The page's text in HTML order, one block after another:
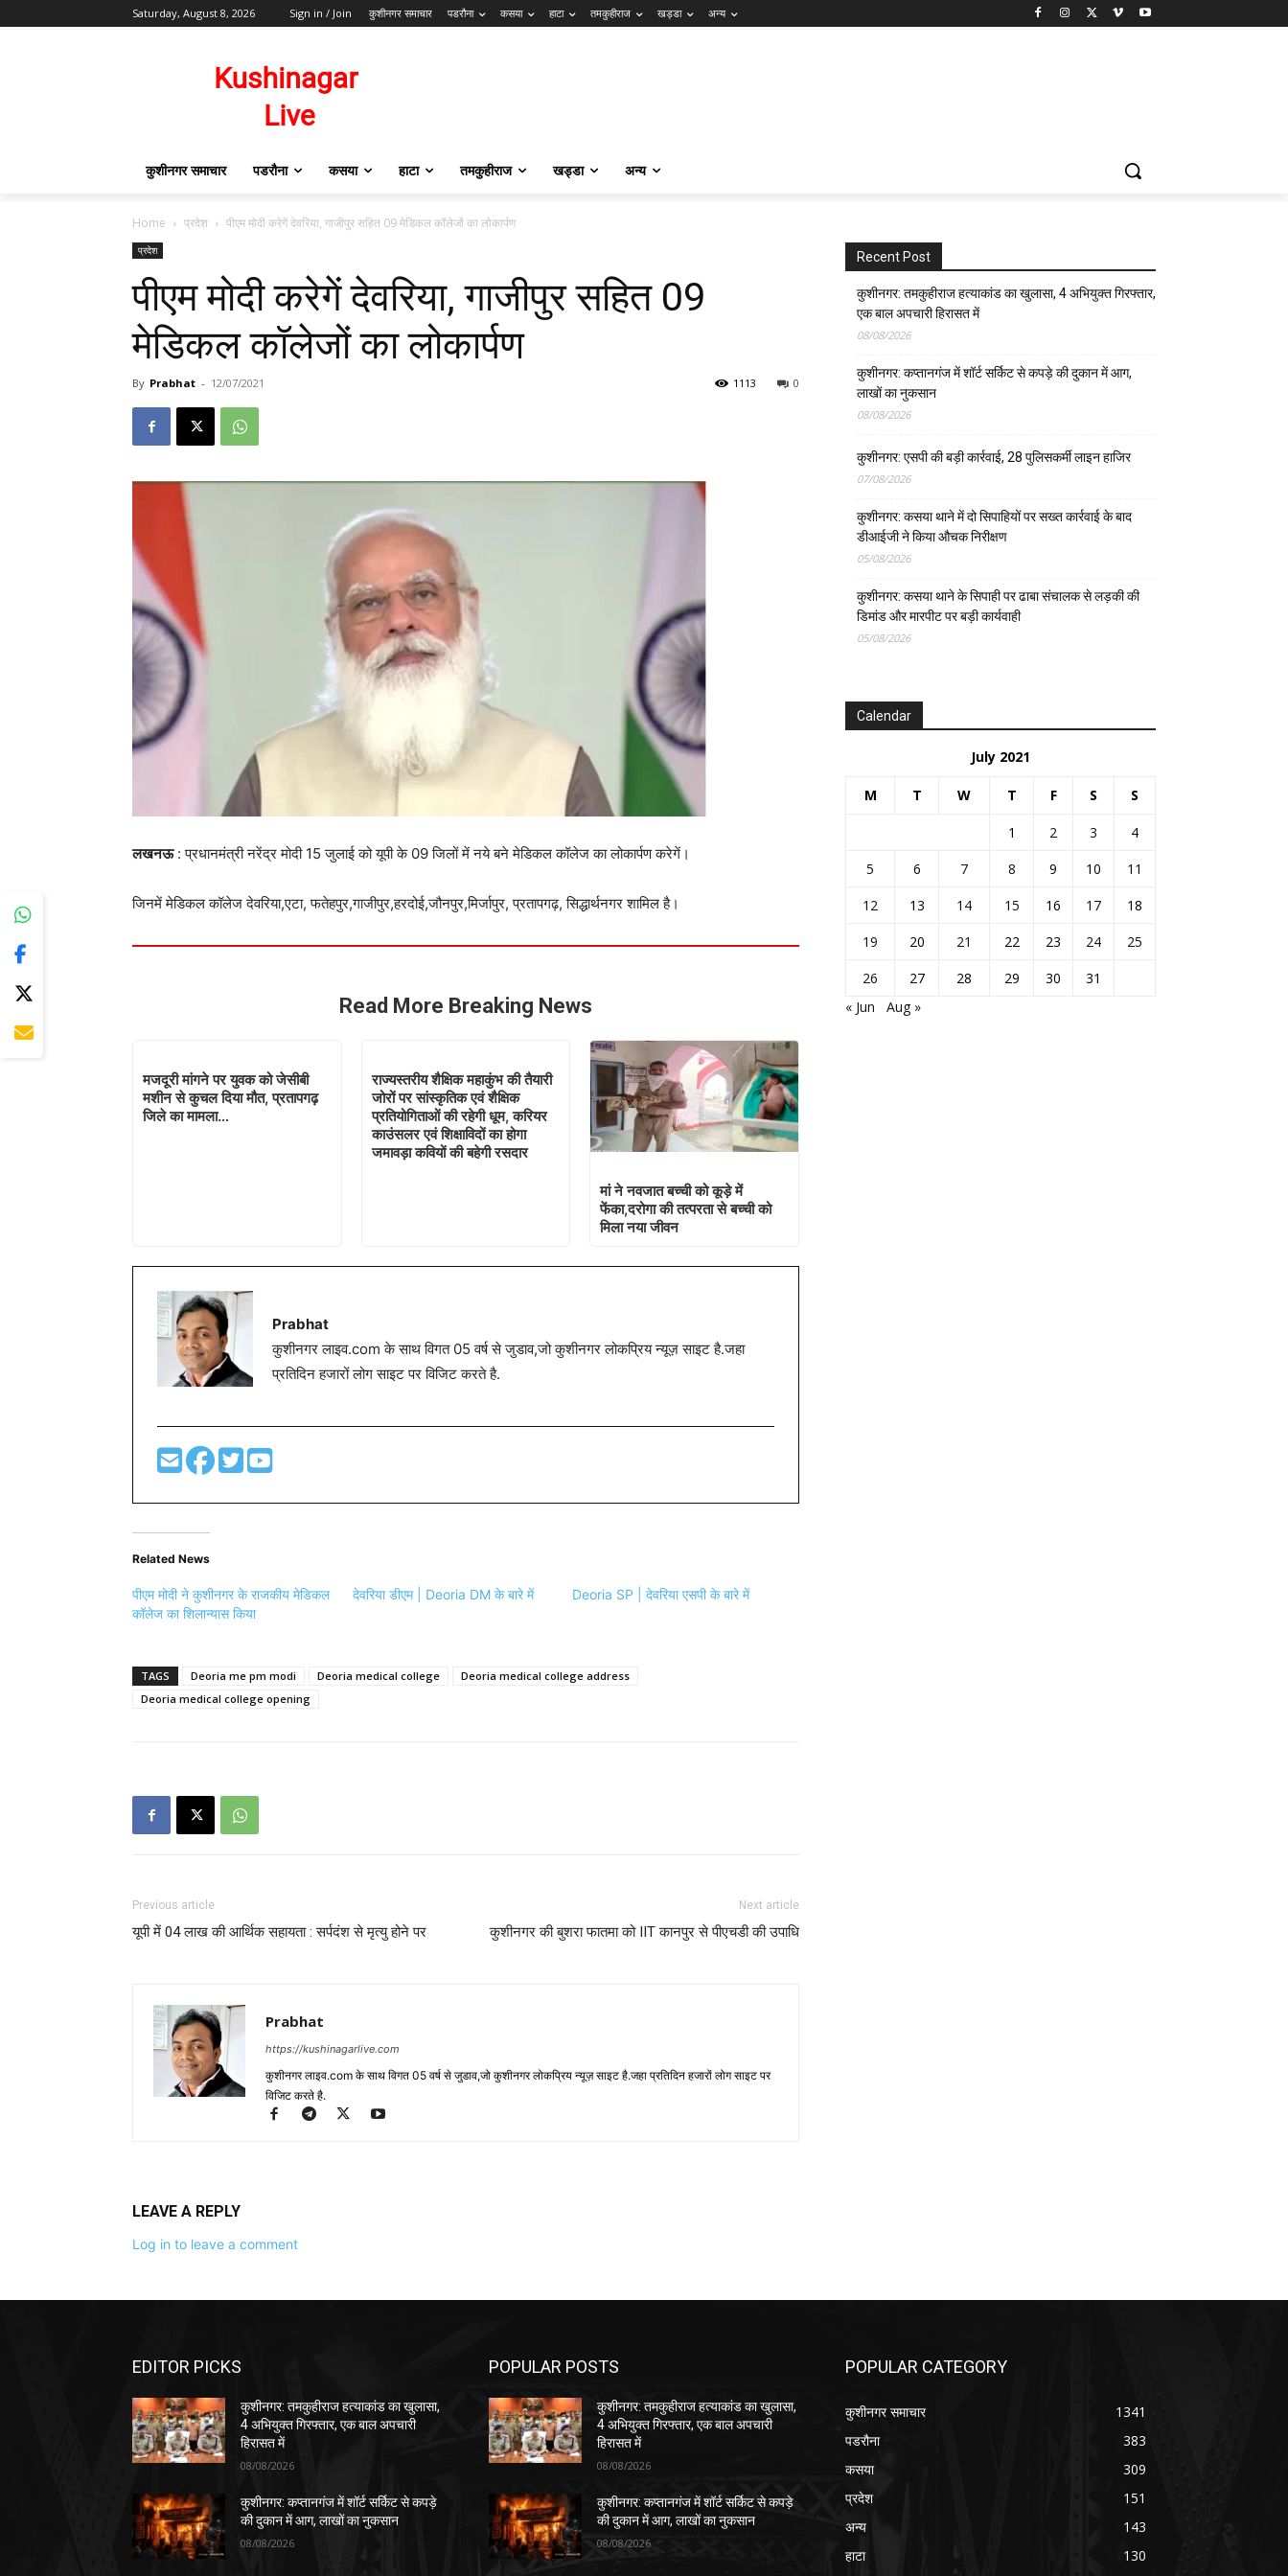
Saturday, August 8, 2026 Sign in / Join कुशीनगर समाचार पडरौना कसया हाटा तमकुहीराज खड्डा अन्य
कुशीनगर समाचार पडरौना कसया हाटा तमकुहीराज खड्डा अन्य
Home प्रदेश पीएम मोदी करेगें देवरिया, गाजीपुर सहित 09 मेडिकल कॉलेजों का लोकार्पण
प्रदेश
पीएम मोदी करेगें देवरिया, गाजीपुर सहित 09
मेडिकल कॉलेजों का लोकार्पण
By Prabhat - 12/07/2021 0
1113
लखनऊ: प्रधानमंत्री नरेंद्र मोदी 15 जुलाई को यूपी के 09 जिलों में नये बने मेडिकल कॉलेज का लोकार्पण करेगें।
जिनमें मेडिकल कॉलेज देवरिया,एटा, फतेहपुर,गाजीपुर,हरदोई,जौनपुर,मिर्जापुर, प्रतापगढ़, सिद्धार्थनगर शामिल है।
Read More Breaking News
मजदूरी मांगने पर युवक को जेसीबी
मशीन से कुचल दिया मौत, प्रतापगढ़
जिले का मामला…
राज्यस्तरीय शैक्षिक महाकुंभ की तैयारी
जोरों पर सांस्कृतिक एवं शैक्षिक
प्रतियोगिताओं की रहेगी धूम, करियर
काउंसलर एवं शिक्षाविदों का होगा
जमावड़ा कवियों की बहेगी रसदार
मां ने नवजात बच्ची को कूड़े में
फेंका,दरोगा की तत्परता से बच्ची को
मिला नया जीवन
Prabhat
कुशीनगर लाइव.com के साथ विगत 05 वर्ष से जुडाव,जो कुशीनगर लोकप्रिय न्यूज़ साइट है.जहा
प्रतिदिन हजारों लोग साइट पर विजिट करते है.
Related News
पीएम मोदी ने कुशीनगर के राजकीय मेडिकल
कॉलेज का शिलान्यास किया
देवरिया डीएम | Deoria DM के बारे में Deoria SP | देवरिया एसपी के बारे में
TAGS Deoria me pm modi Deoria medical college
Deoria medical college address
Deoria medical college opening
Previous article
यूपी में 04 लाख की आर्थिक सहायता : सर्पदंश से मृत्यु होने पर
Next article
कुशीनगर की बुशरा फातमा को IIT कानपुर से पीएचडी की उपाधि
Prabhat
https://kushinagarlive.com
कुशीनगर लाइव.com के साथ विगत 05 वर्ष से जुडाव,जो कुशीनगर लोकप्रिय न्यूज़ साइट है.जहा प्रतिदिन हजारों लोग साइट पर
विजिट करते है.
LEAVE A REPLY
Log in to leave a comment
Recent Post
कुशीनगर: तमकुहीराज हत्याकांड का खुलासा, 4 अभियुक्त गिरफ्तार,
एक बाल अपचारी हिरासत में
08/08/2026
कुशीनगर: कप्तानगंज में शॉर्ट सर्किट से कपड़े की दुकान में आग,
लाखों का नुकसान
08/08/2026
कुशीनगर: एसपी की बड़ी कार्रवाई, 28 पुलिसकर्मी लाइन हाजिर
07/08/2026
कुशीनगर: कसया थाने में दो सिपाहियों पर सख्त कार्रवाई के बाद
डीआईजी ने किया औचक निरीक्षण
05/08/2026
कुशीनगर: कसया थाने के सिपाही पर ढाबा संचालक से लड़की की
डिमांड और मारपीट पर बड़ी कार्यवाही
05/08/2026
Calendar
July 2021
M T W T F S S
1 2 3
4
5
6 7 8 9 10
11
12
13 14 15 16 17
18
19
20 21 22 23 24
25
26
27 28 29 30
31
« Jun
Aug »
EDITOR PICKS
कुशीनगर: तमकुहीराज हत्याकांड का खुलासा,
4 अभियुक्त गिरफ्तार, एक बाल अपचारी
हिरासत में
08/08/2026
कुशीनगर: कप्तानगंज में शॉर्ट सर्किट से कपड़े
की दुकान में आग, लाखों का नुकसान
08/08/2026
POPULAR POSTS
कुशीनगर: तमकुहीराज हत्याकांड का खुलासा,
4 अभियुक्त गिरफ्तार, एक बाल अपचारी
हिरासत में
08/08/2026
कुशीनगर: कप्तानगंज में शॉर्ट सर्किट से कपड़े
की दुकान में आग, लाखों का नुकसान
08/08/2026
POPULAR CATEGORY
कुशीनगर समाचार
1341
पडरौना
383
कसया
309
प्रदेश
151
अन्य
143
हाटा
130